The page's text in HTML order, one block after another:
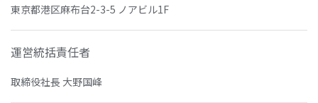
東京都港区麻布台2-3-5 ノアビル1F
運営統括責任者
取締役社長 大野国峰